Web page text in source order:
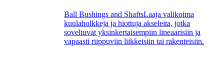
Ball Bushings and ShaftsLaaja valikoima
kuulaholkkeja ja hiottuja akseleita, jotka
soveltuvat yksinkertaisempiin lineaarisiin ja
vapaasti riippuviin liikkeisiin tai rakenteisiin.